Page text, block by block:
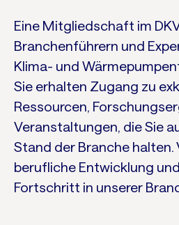
Eine Mitgliedschaft im
Branchenführern und
Klima- und
Sie erhalten Zugang zu
Ressourcen,
Veranstaltungen, die Sie
Stand der Branche halten.
berufliche Entwicklung
Fortschritt in unserer